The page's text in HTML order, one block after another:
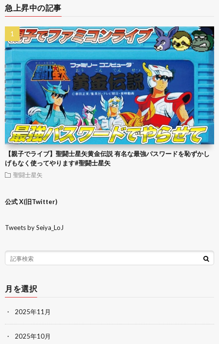
急上昇中の記事
【親子でライブ】聖闘士星矢黄金伝説 有名な最強パスワードを恥ずかし
げもなく使ってやります#聖闘士星矢
聖闘士星矢
公式 X(旧Twitter)
Tweets by Seiya_LoJ
月を選択
2025年11月
2025年10月